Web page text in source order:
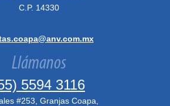
C.P. 14330
Llámanos
5594 3116
#253, Granjas Coapa,